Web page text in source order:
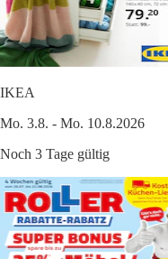
IKEA
Mo. 3.8. - Mo. 10.8.2026
Noch 3 Tage gültig